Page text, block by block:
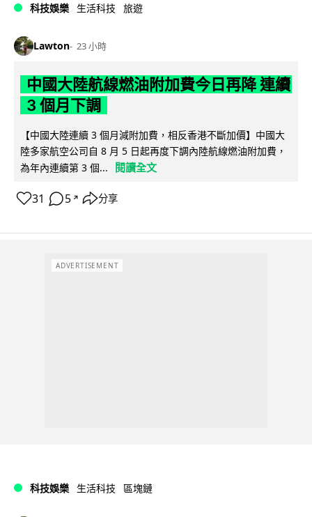
科技娛樂 生活科技 旅遊
Lawton 23 小時
中國大陸航線燃油附加費今日再降 連續
3 個月下調
【中國大陸連續 3 個月減附加費，相反香港不斷加價】中國大
陸多家航空公司自 8 月 5 日起再度下調內陸航線燃油附加費，
為年內連續第 3 個...
閱讀全文
31 5 ↗ 分享
ADVERTISEMENT
科技娛樂 生活科技 區塊鏈